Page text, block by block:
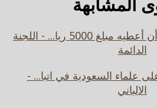
عرض أحد السعوديين أن أعطيه مبلغ 5000 ريا... - اللجنة
الدائمة
على علماء السعودية في اتبا... -
الالباني